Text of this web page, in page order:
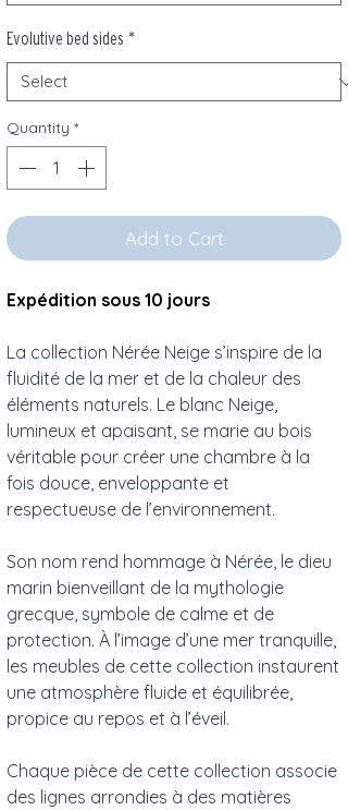
Evolutive bed sides *
Quantity *
Add to Cart
Expédition sous 10 jours
La collection Nérée Neige s’inspire de la
fluidité de la mer et de la chaleur des
éléments naturels. Le blanc Neige,
lumineux et apaisant, se marie au bois
véritable pour créer une chambre à la
fois douce, enveloppante et
respectueuse de l’environnement.
Son nom rend hommage à Nérée, le dieu
marin bienveillant de la mythologie
grecque, symbole de calme et de
protection. À l’image d’une mer tranquille,
les meubles de cette collection instaurent
une atmosphère fluide et équilibrée,
propice au repos et à l’éveil.
Chaque pièce de cette collection associe
des lignes arrondies à des matières